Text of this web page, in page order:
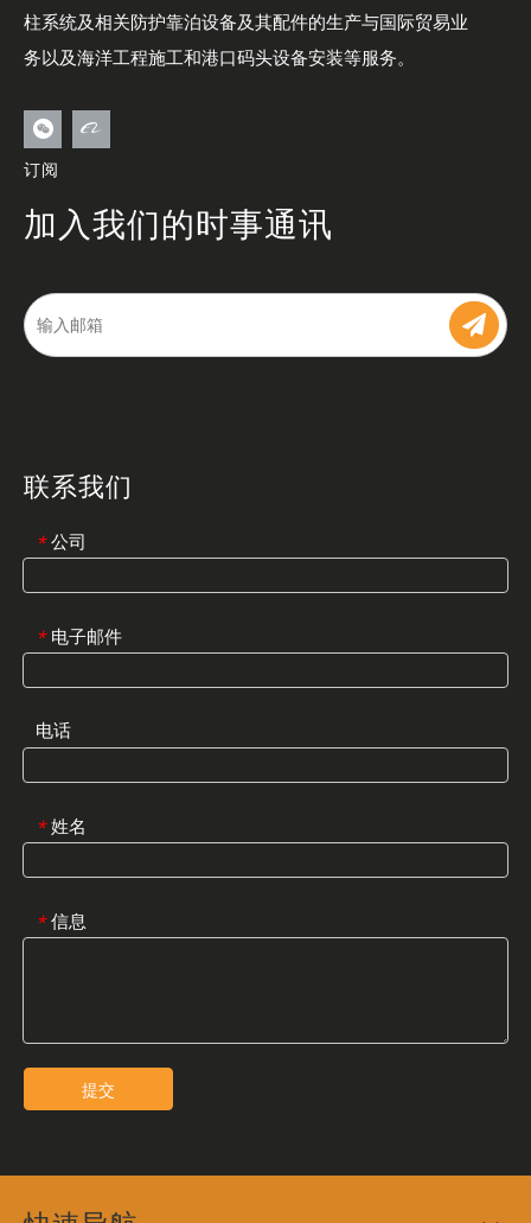
柱系统及相关防护靠泊设备及其配件的生产与国际贸易业
务以及海洋工程施工和港口码头设备安装等服务。
订阅
加入我们的时事通讯
联系我们
* 公司
* 电子邮件
电话
* 姓名
* 信息
提交